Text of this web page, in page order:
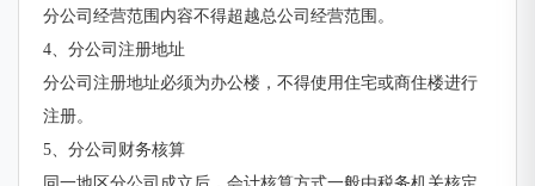
分公司经营范围内容不得超越总公司经营范围。
4、分公司注册地址
分公司注册地址必须为办公楼，不得使用住宅或商住楼进行
注册。
5、分公司财务核算